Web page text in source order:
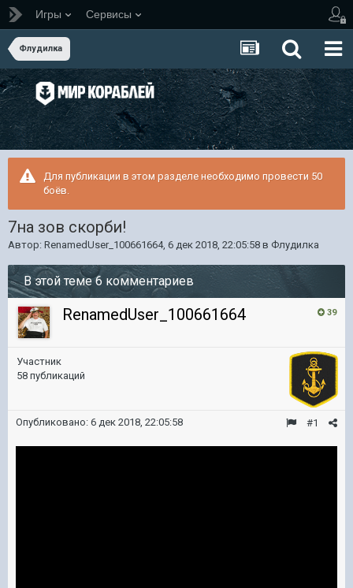
Игры Сервисы
Флудилка
Для публикации в этом разделе необходимо провести 50
боёв.
7на зов скорби!
Автор: RenamedUser_100661664, 6 дек 2018, 22:05:58 в Флудилка
В этой теме 6 комментариев
39
RenamedUser_100661664
Участник
58 публикаций
#1
Опубликовано: 6 дек 2018, 22:05:58